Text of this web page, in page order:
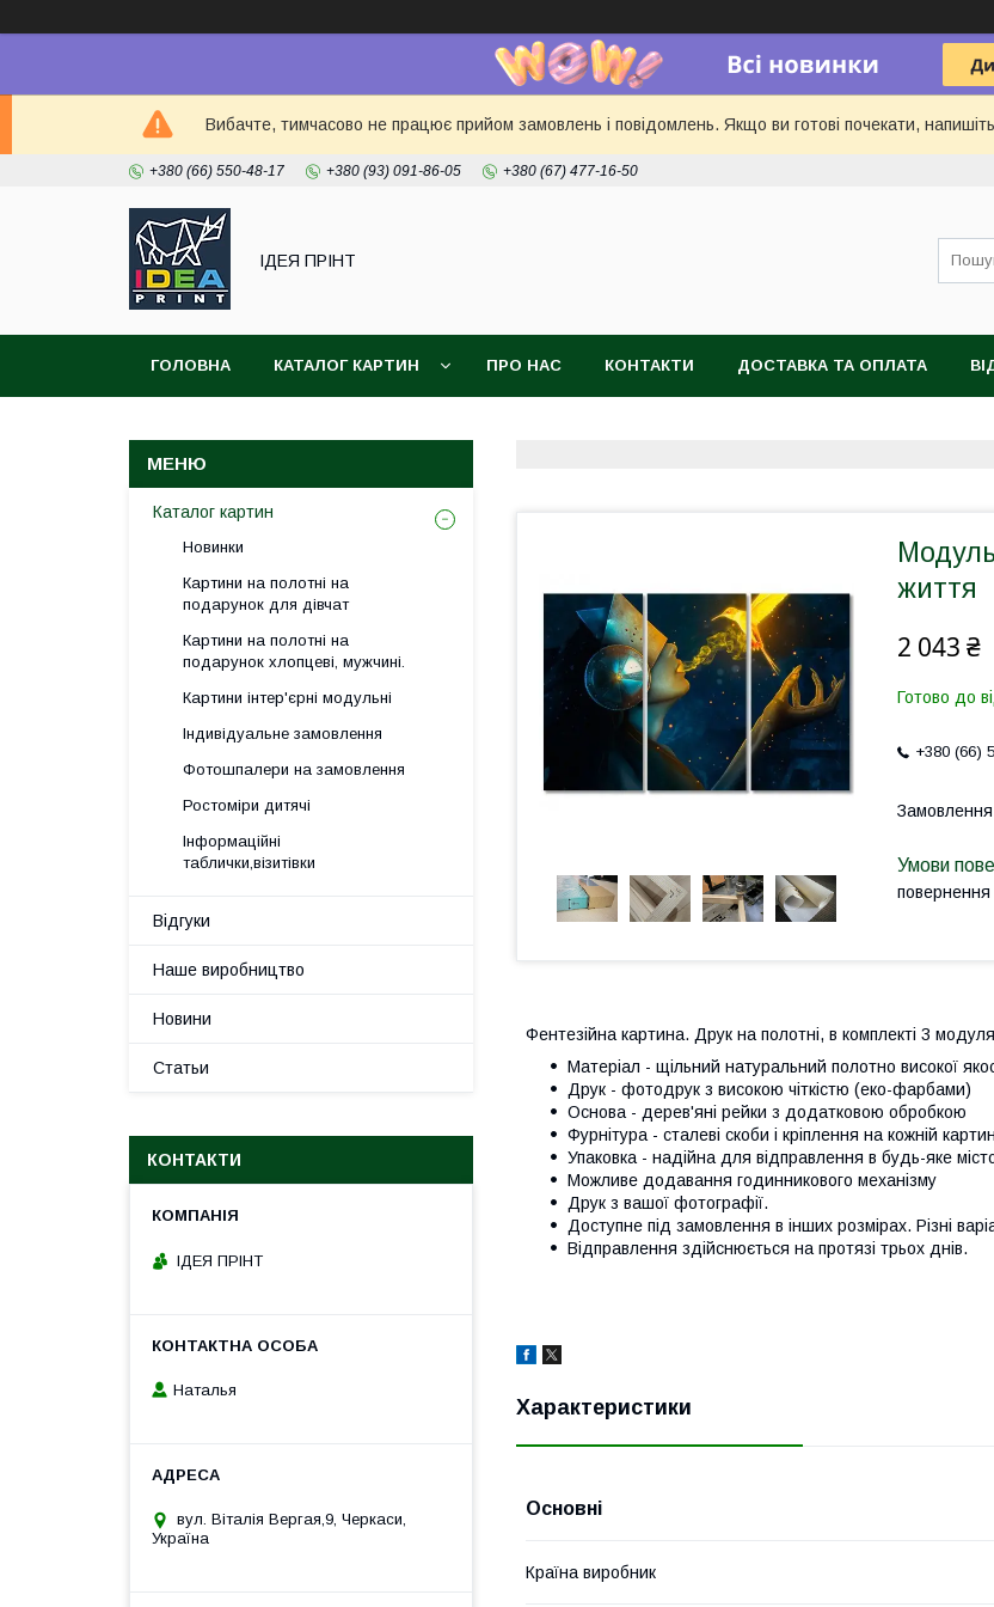
Вибачте, тимчасово не працює прийом замовлень і повідомлень. Якщо ви готові почекати,
+380 (66) 550-48-17 +380 (93) 091-86-05 +380 (67) 477-16-50
ІДЕЯ ПРІНТ
ГОЛОВНА КАТАЛОГ КАРТИН ПРО НАС КОНТАКТИ ДОСТАВКА ТА ОПЛАТА
життя
2 043 ₴
Готово до
+380 (66)
повернення
Фентезійна картина. Друк на полотні, в комплекті 3
Матеріал - щільний натуральний полотно високої
Друк - фотодрук з високою чіткістю (еко-фарбами)
Основа - дерев'яні рейки з додатковою обробкою
Фурнітура - сталеві скоби і кріплення на кожній
Упаковка - надійна для відправлення в будь-яке
Можливе додавання годинникового механізму
Друк з вашої фотографії.
Доступне під замовлення в інших розмірах. Різні
Відправлення здійснюється на протязі трьох днів.
Характеристики
Основні
Країна виробник
Каталог картин
Новинки
Картини на полотні на
подарунок для дівчат
Картини на полотні на
подарунок хлопцеві, мужчині.
Картини інтер'єрні модульні
Індивідуальне замовлення
Фотошпалери на замовлення
Ростоміри дитячі
Інформаційні
таблички,візитівки
Відгуки
Наше виробництво
Новини
Статьи
КОНТАКТИ
ІДЕЯ ПРІНТ
Наталья
вул. Віталія Вергая,9, Черкаси,
Україна